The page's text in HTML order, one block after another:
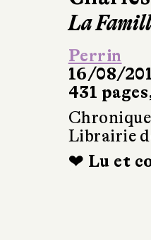
La
Perrin
16/08/
431
Librairie
❤ Lu et